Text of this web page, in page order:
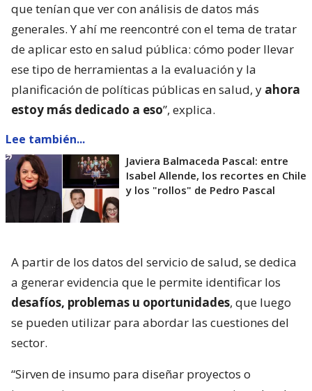
que tenían que ver con análisis de datos más
generales. Y ahí me reencontré con el tema de tratar
de aplicar esto en salud pública: cómo poder llevar
ese tipo de herramientas a la evaluación y la
planificación de políticas públicas en salud, y ahora
estoy más dedicado a eso”, explica.
Lee también...
Javiera Balmaceda Pascal: entre
Isabel Allende, los recortes en Chile
y los "rollos" de Pedro Pascal
A partir de los datos del servicio de salud, se dedica
a generar evidencia que le permite identificar los
desafíos, problemas u oportunidades, que luego
se pueden utilizar para abordar las cuestiones del
sector.
“Sirven de insumo para diseñar proyectos o